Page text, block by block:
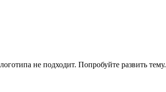
не подходит. Попробуйте развить тему.